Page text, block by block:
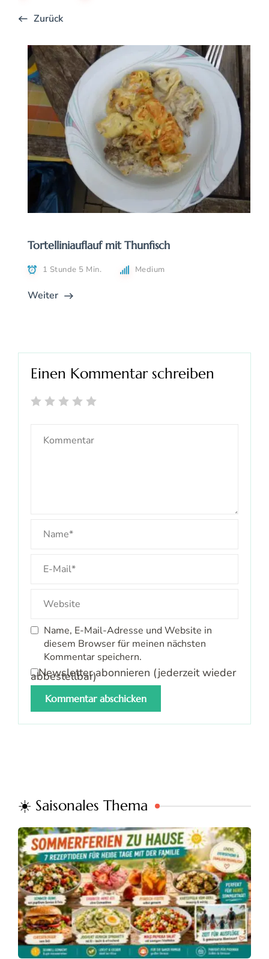
Zurück
Tortelliniauflauf mit Thunfisch
1 Stunde 5 Min. Medium
Weiter
Einen Kommentar schreiben
Name, E-Mail-Adresse und Website in
diesem Browser für meinen nächsten
Kommentar speichern.
Newsletter abonnieren (jederzeit wieder
abbestellbar)
☀️ Saisonales Thema